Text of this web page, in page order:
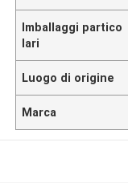
Imballaggi partico
lari
Luogo di origine
Marca